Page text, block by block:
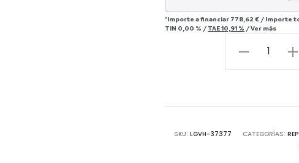
*Importe a financiar 778,62 € / Importe
TIN 0,00 % / TAE10,91 % /Ver más
MÓDULO
POLIÉSTER
SKU: LGVH-37377 CATEGORÍAS: